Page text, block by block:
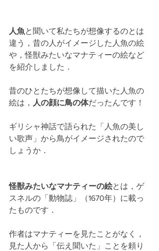
人魚と聞いて私たちが想像するのとは
違う，昔の人がイメージした人魚の絵
や，怪獣みたいなマナティーの絵など
を紹介しました．
昔のひとたちが想像して描いた人魚の
絵は， 人の顔に鳥の体だったんです！
ギリシャ神話で語られた「人魚の美し
い歌声」から鳥がイメージされたので
しょうか．
怪獣みたいなマナティーの絵とは，ゲ
スネルの「動物誌」（1670年）に載っ
たものです．
作者はマナティーを見たことがなく，
見た人から「伝え聞いた」ことを頼り